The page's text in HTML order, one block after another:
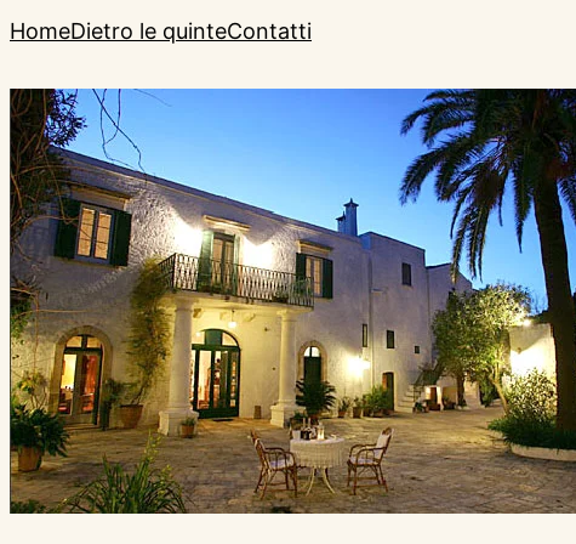
HomeDietro le quinteContatti